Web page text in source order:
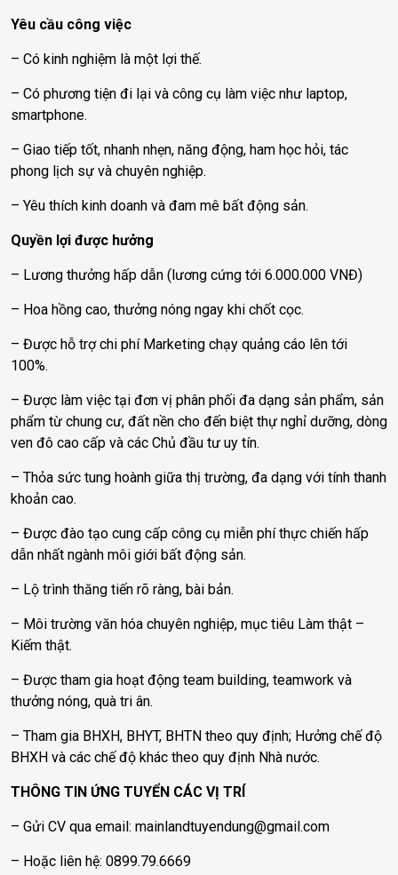
Yêu cầu công việc
– Có kinh nghiệm là một lợi thế.
– Có phương tiện đi lại và công cụ làm việc như laptop,
smartphone.
– Giao tiếp tốt, nhanh nhẹn, năng động, ham học hỏi, tác
phong lịch sự và chuyên nghiệp.
– Yêu thích kinh doanh và đam mê bất động sản.
Quyền lợi được hưởng
– Lương thưởng hấp dẫn (lương cứng tới 6.000.000 VNĐ)
– Hoa hồng cao, thưởng nóng ngay khi chốt cọc.
– Được hỗ trợ chi phí Marketing chạy quảng cáo lên tới
100%.
– Được làm việc tại đơn vị phân phối đa dạng sản phẩm, sản
phẩm từ chung cư, đất nền cho đến biệt thự nghỉ dưỡng, dòng
ven đô cao cấp và các Chủ đầu tư uy tín.
– Thỏa sức tung hoành giữa thị trường, đa dạng với tính thanh
khoản cao.
– Được đào tạo cung cấp công cụ miễn phí thực chiến hấp
dẫn nhất ngành môi giới bất động sản.
– Lộ trình thăng tiến rõ ràng, bài bản.
– Môi trường văn hóa chuyên nghiệp, mục tiêu Làm thật –
Kiếm thật.
– Được tham gia hoạt động team building, teamwork và
thưởng nóng, quà tri ân.
– Tham gia BHXH, BHYT, BHTN theo quy định; Hưởng chế độ
BHXH và các chế độ khác theo quy định Nhà nước.
THÔNG TIN ỨNG TUYỂN CÁC VỊ TRÍ
– Gửi CV qua email: mainlandtuyendung@gmail.com
– Hoặc liên hệ: 0899.79.6669